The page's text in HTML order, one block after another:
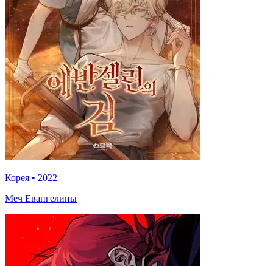
Корея • 2022
Меч Евангелины